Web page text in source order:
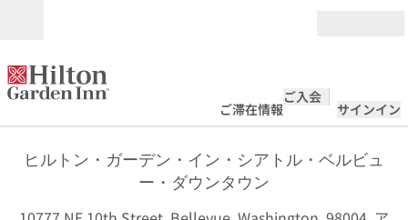
ご滞在情報
ご入会
サインイン
ヒルトン・ガーデン・イン・シアトル・ベルビュ
ー・ダウンタウン